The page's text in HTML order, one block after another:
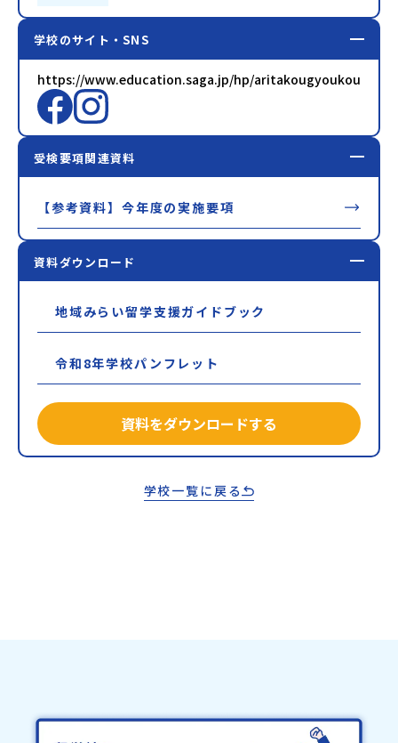
学校のサイト・SNS
https://www.education.saga.jp/hp/aritakougyoukoukou/
受検要項関連資料
【参考資料】今年度の実施要項
資料ダウンロード
地域みらい留学支援ガイドブック
令和8年学校パンフレット
資料をダウンロードする
学校一覧に戻る